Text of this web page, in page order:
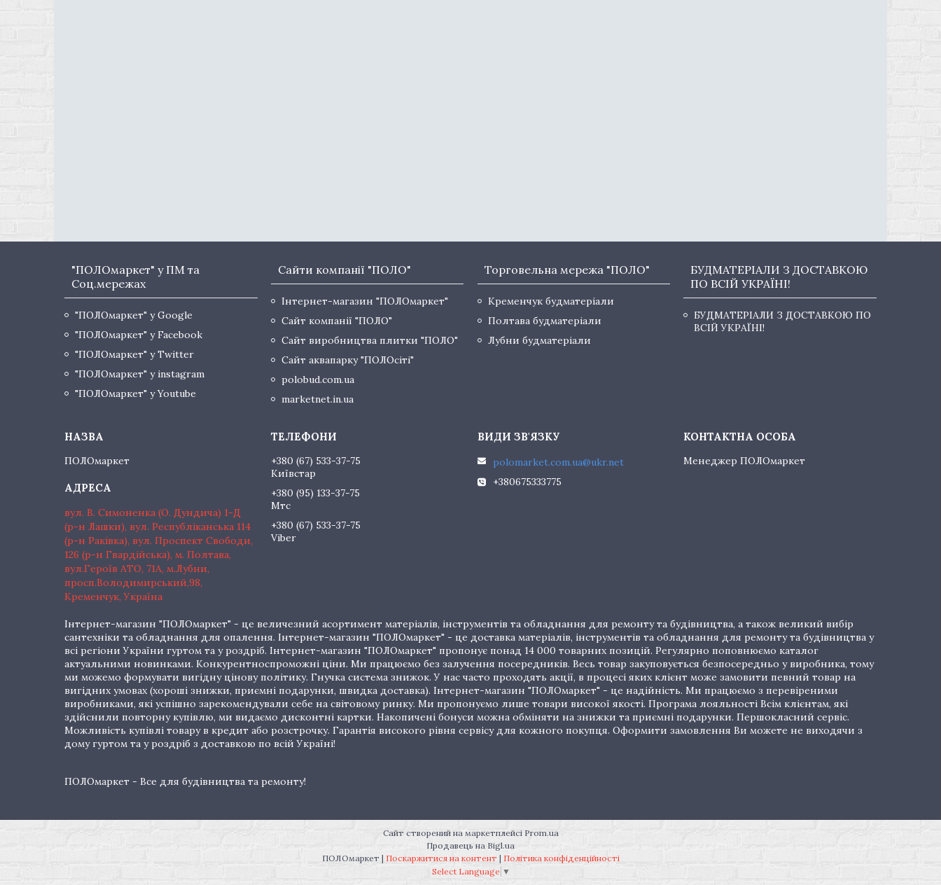
"ПОЛОмаркет" у ПМ та
Соц.мережах
"ПОЛОмаркет" у Google
"ПОЛОмаркет" у Facebook
"ПОЛОмаркет" у Twitter
"ПОЛОмаркет" у instagram
"ПОЛОмаркет" у Youtube
Сайти компанії "ПОЛО"
Інтернет-магазин "ПОЛОмаркет"
Сайт компанії "ПОЛО"
Сайт виробництва плитки "ПОЛО"
Сайт аквапарку "ПОЛОсіті"
polobud.com.ua
marketnet.in.ua
Торговельна мережа "ПОЛО"
Кременчук будматеріали
Полтава будматеріали
Лубни будматеріали
БУДМАТЕРІАЛИ З ДОСТАВКОЮ
ПО ВСІЙ УКРАЇНІ!
БУДМАТЕРІАЛИ З ДОСТАВКОЮ ПО
ВСІЙ УКРАЇНІ!
ПОЛОмаркет
вул. В. Симоненка (О. Дундича) 1-Д
(р-н Лашки), вул. Республіканська 114
(р-н Раківка), вул. Проспект Свободи,
126 (р-н Гвардійська), м. Полтава,
вул.Героїв АТО, 71А, м.Лубни,
просп.Володимирський,98,
Кременчук, Україна
+380 (67) 533-37-75
Київстар
+380 (95) 133-37-75
Мтс
+380 (67) 533-37-75
Viber
polomarket.com.ua@ukr.net
+380675333775
Менеджер ПОЛОмаркет
Інтернет-магазин "ПОЛОмаркет" - це величезний асортимент матеріалів, інструментів та обладнання для ремонту та будівництва, а також великий вибір
сантехніки та обладнання для опалення. Інтернет-магазин "ПОЛОмаркет" - це доставка матеріалів, інструментів та обладнання для ремонту та будівництва у
всі регіони України гуртом та у роздріб. Інтернет-магазин "ПОЛОмаркет" пропонує понад 14 000 товарних позицій. Регулярно поповнюємо каталог
актуальними новинками. Конкурентноспроможні ціни. Ми працюємо без залучення посередників. Весь товар закуповується безпосередньо у виробника, тому
ми можемо формувати вигідну цінову політику. Гнучка система знижок. У нас часто проходять акції, в процесі яких клієнт може замовити певний товар на
вигідних умовах (хороші знижки, приємні подарунки, швидка доставка). Інтернет-магазин "ПОЛОмаркет" - це надійність. Ми працюємо з перевіреними
виробниками, які успішно зарекомендували себе на світовому ринку. Ми пропонуємо лише товари високої якості. Програма лояльності Всім клієнтам, які
здійснили повторну купівлю, ми видаємо дисконтні картки. Накопичені бонуси можна обміняти на знижки та приємні подарунки. Першокласний сервіс.
Можливість купівлі товару в кредит або розстрочку. Гарантія високого рівня сервісу для кожного покупця. Оформити замовлення Ви можете не виходячи з
дому гуртом та у роздріб з доставкою по всій Україні!
ПОЛОмаркет - Все для будівництва та ремонту!
Сайт створений на маркетплейсі Prom.ua
Продавець на Bigl.ua
ПОЛОмаркет | Поскаржитися на контент | Політика конфіденційності
Select Language ▼